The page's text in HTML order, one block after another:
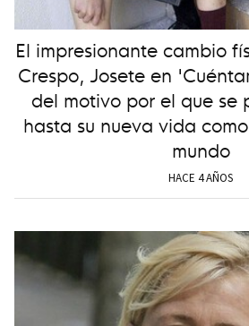
El impresionante cambio
Crespo, Josete en
del motivo por el que se
hasta su nueva vida
mundo
HACE 4 AÑOS